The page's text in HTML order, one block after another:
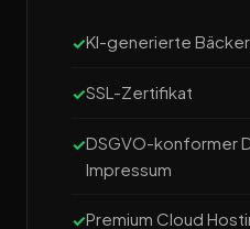
KI-generierte
SSL-Zertifikat
DSGVO-konformer
Impressum
Premium Cloud